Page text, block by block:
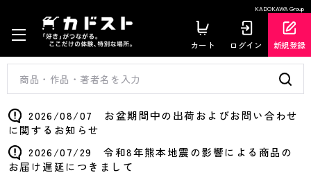
KADOKAWA Group
カート ログイン 新規登録
2026/08/07 お盆期間中の出荷およびお問い合わせ
に関するお知らせ
2026/07/29 令和8年熊本地震の影響による商品の
お届け遅延につきまして